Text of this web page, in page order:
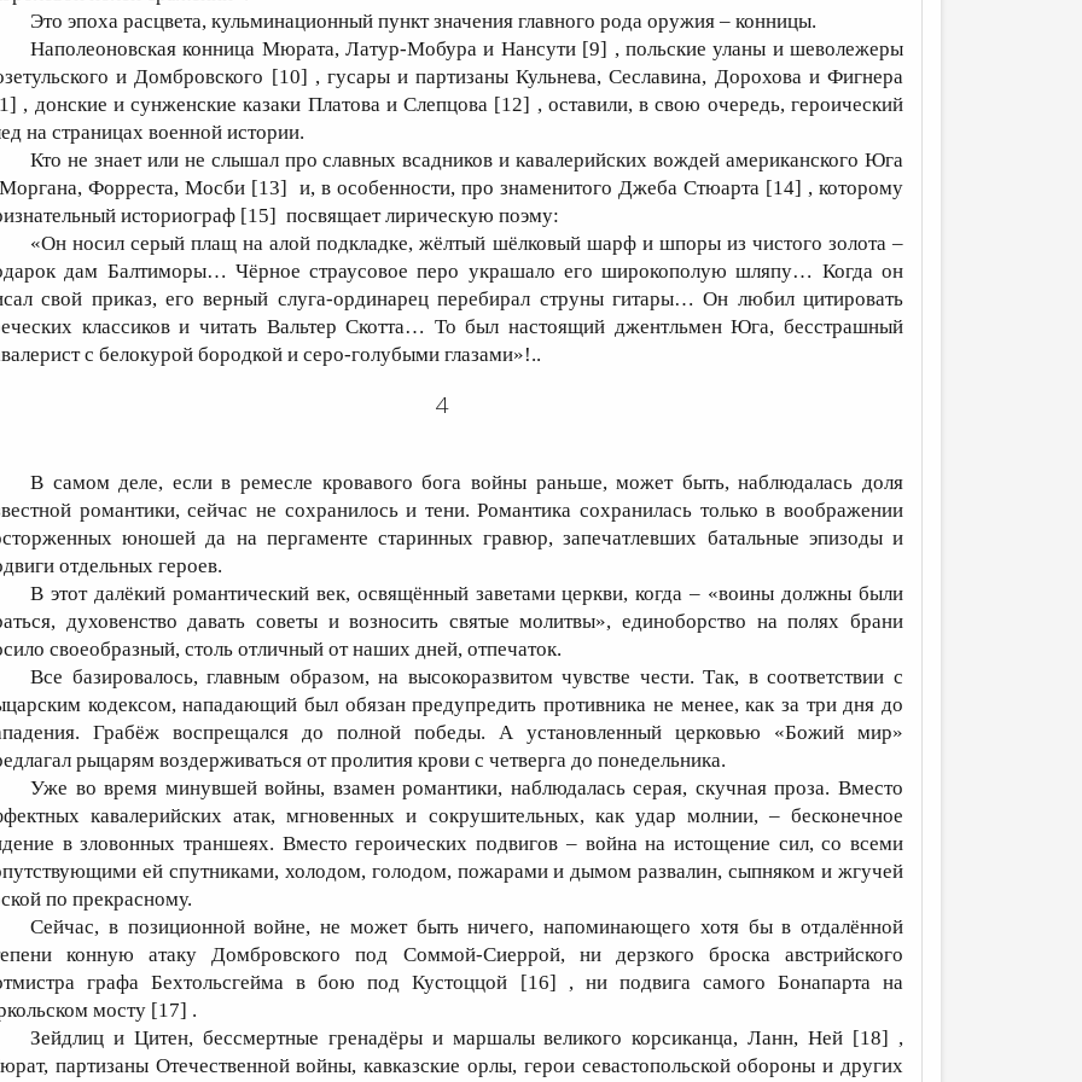
Это эпоха расцвета, кульминационный пункт значения главного рода оружия – конницы.
Наполеоновская конница Мюрата, Латур-Мобура и Нансути [9] , польские уланы и шеволежеры
и Домбровского [10] , гусары и партизаны Кульнева, Сеславина, Дорохова и Фигнера
, донские и сунженские казаки Платова и Слепцова [12] , оставили, в свою очередь, героический
на страницах военной истории.
Кто не знает или не слышал про славных всадников и кавалерийских вождей американского Юга
Форреста, Мосби [13] и, в особенности, про знаменитого Джеба Стюарта [14] , которому
историограф [15] посвящает лирическую поэму:
«Он носил серый плащ на алой подкладке, жёлтый шёлковый шарф и шпоры из чистого золота –
дам Балтиморы… Чёрное страусовое перо украшало его широкополую шляпу… Когда он
свой приказ, его верный слуга-ординарец перебирал струны гитары… Он любил цитировать
классиков и читать Вальтер Скотта… То был настоящий джентльмен Юга, бесстрашный
с белокурой бородкой и серо-голубыми глазами»!..
4
В самом деле, если в ремесле кровавого бога войны раньше, может быть, наблюдалась доля
романтики, сейчас не сохранилось и тени. Романтика сохранилась только в воображении
юношей да на пергаменте старинных гравюр, запечатлевших батальные эпизоды и
отдельных героев.
В этот далёкий романтический век, освящённый заветами церкви, когда – «воины должны были
духовенство давать советы и возносить святые молитвы», единоборство на полях брани
своеобразный, столь отличный от наших дней, отпечаток.
Все базировалось, главным образом, на высокоразвитом чувстве чести. Так, в соответствии с
кодексом, нападающий был обязан предупредить противника не менее, как за три дня до
Грабёж воспрещался до полной победы. А установленный церковью «Божий мир»
рыцарям воздерживаться от пролития крови с четверга до понедельника.
Уже во время минувшей войны, взамен романтики, наблюдалась серая, скучная проза. Вместо
кавалерийских атак, мгновенных и сокрушительных, как удар молнии, – бесконечное
в зловонных траншеях. Вместо героических подвигов – война на истощение сил, со всеми
ей спутниками, холодом, голодом, пожарами и дымом развалин, сыпняком и жгучей
по прекрасному.
Сейчас, в позиционной войне, не может быть ничего, напоминающего хотя бы в отдалённой
конную атаку Домбровского под Соммой-Сиеррой, ни дерзкого броска австрийского
графа Бехтольсгейма в бою под Кустоццой [16] , ни подвига самого Бонапарта на
мосту [17] .
Зейдлиц и Цитен, бессмертные гренадёры и маршалы великого корсиканца, Ланн, Ней [18] ,
партизаны Отечественной войны, кавказские орлы, герои севастопольской обороны и других